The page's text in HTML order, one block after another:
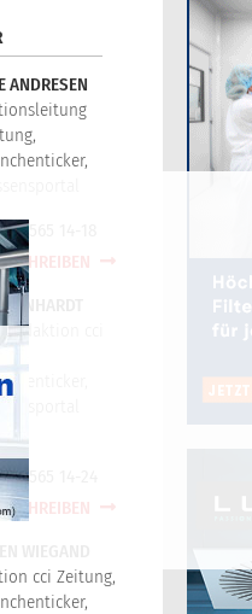
ANDRESEN
565 14-18
SCHREIBEN
cci
565 14-24
SCHREIBEN
cci Zeitung,